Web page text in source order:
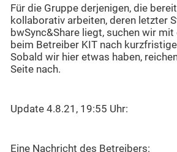
Für die Gruppe derjenigen, die
kollaborativ arbeiten, deren letzter
bwSync&Share liegt, suchen wir
beim Betreiber KIT nach
Sobald wir hier etwas haben,
Seite nach.
Update 4.8.21, 19:55 Uhr:
Eine Nachricht des Betreibers: